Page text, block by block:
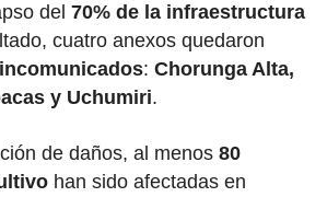
del 70% de la infraestructura
cuatro anexos quedaron
incomunicados: Chorunga Alta,
y Uchumiri.
de daños, al menos 80
han sido afectadas en